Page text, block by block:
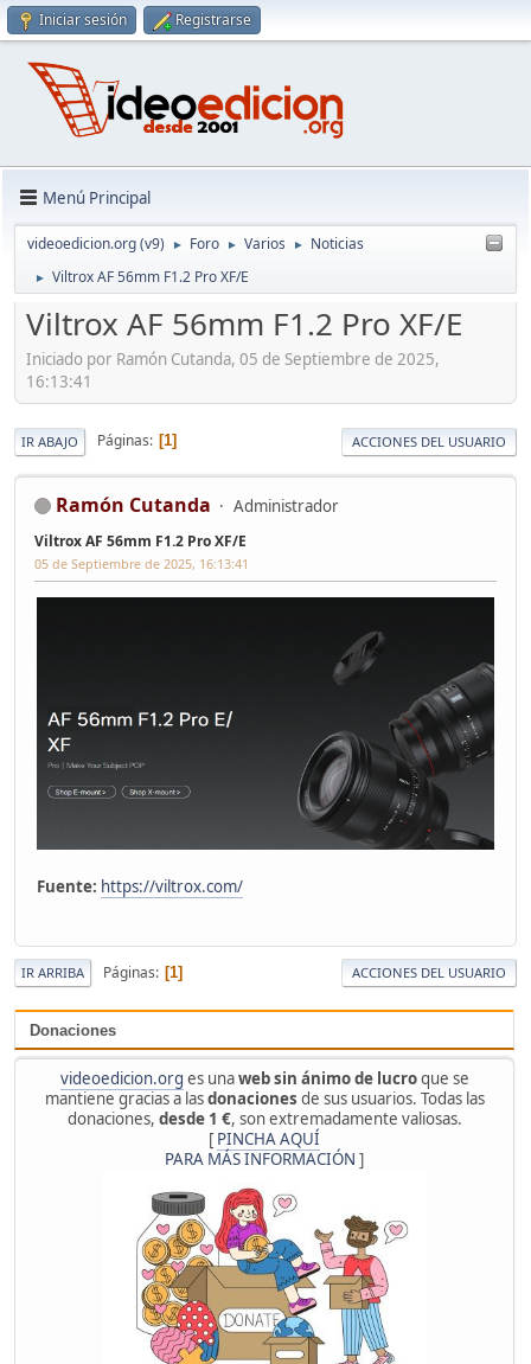
Iniciar sesión Registrarse
Menú Principal
videoedicion.org (v9) ► Foro ► Varios ► Noticias
► Viltrox AF 56mm F1.2 Pro XF/E
Donaciones
videoedicion.org es unaweb sin ánimo de lucroque se
mantiene gracias a lasdonaciones de sus usuarios. Todas las
donaciones, desde 1 €, son extremadamente valiosas.
[ PINCHA AQUÍ
PARA MÁS INFORMACIÓN ]
Viltrox AF 56mm F1.2 Pro XF/E
Iniciado por Ramón Cutanda, 05 de Septiembre de 2025,
16:13:41
IR ABAJO Páginas 1 ACCIONES DEL USUARIO
Ramón Cutanda Administrador
Viltrox AF 56mm F1.2 Pro XF/E
05 de Septiembre de 2025, 16:13:41
Fuente: https://viltrox.com/
IR ARRIBA Páginas 1 ACCIONES DEL USUARIO